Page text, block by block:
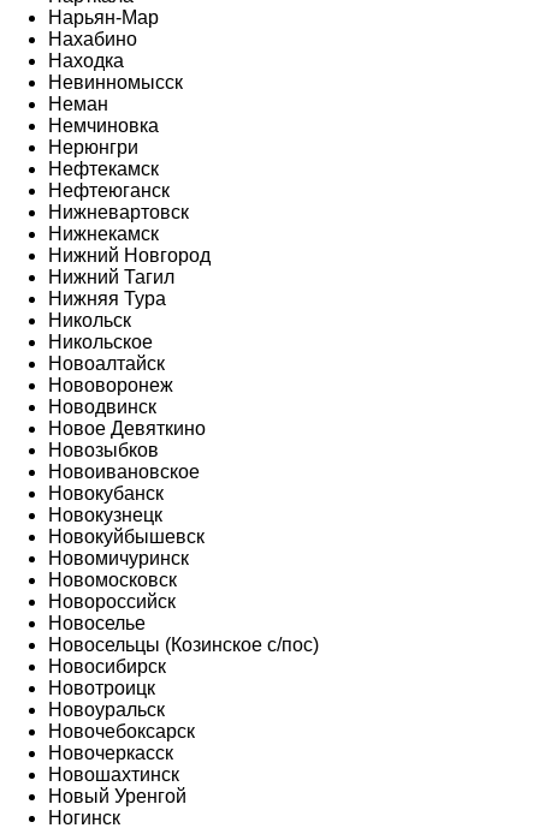
Нарьян-Мар
Нахабино
Находка
Невинномысск
Неман
Немчиновка
Нерюнгри
Нефтекамск
Нефтеюганск
Нижневартовск
Нижнекамск
Нижний Новгород
Нижний Тагил
Нижняя Тура
Никольск
Никольское
Новоалтайск
Нововоронеж
Новодвинск
Новое Девяткино
Новозыбков
Новоивановское
Новокубанск
Новокузнецк
Новокуйбышевск
Новомичуринск
Новомосковск
Новороссийск
Новоселье
Новосельцы (Козинское с/пос)
Новосибирск
Новотроицк
Новоуральск
Новочебоксарск
Новочеркасск
Новошахтинск
Новый Уренгой
Ногинск